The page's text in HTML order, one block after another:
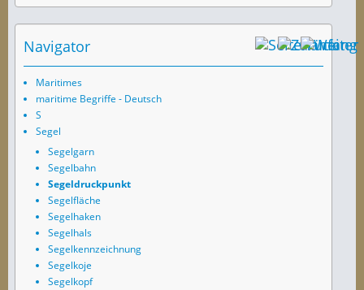
Navigator
Maritimes
maritime Begriffe - Deutsch
S
Segel
Segelgarn
Segelbahn
Segeldruckpunkt
Segelfläche
Segelhaken
Segelhals
Segelkennzeichnung
Segelkoje
Segelkopf